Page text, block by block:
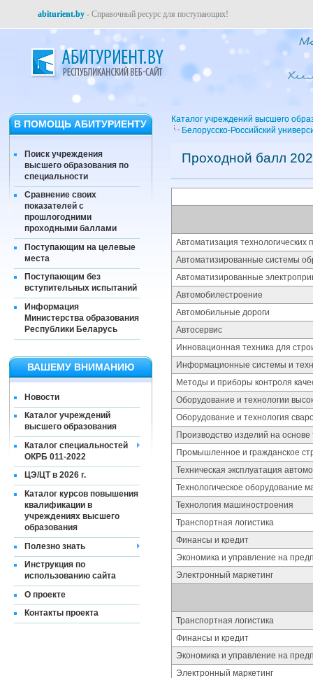
abiturient.by - Справочный ресурс для поступающих!
В ПОМОЩЬ АБИТУРИЕНТУ
Поиск учреждения
высшего образования по
специальности
Сравнение своих
показателей с
прошлогодними
проходными баллами
Поступающим на целевые
места
Поступающим без
вступительных испытаний
Информация
Министерства образования
Республики Беларусь
ВАШЕМУ ВНИМАНИЮ
Новости
Каталог учреждений
высшего образования
Каталог специальностей
ОКРБ 011-2022
ЦЭ/ЦТ в 2026 г.
Каталог курсов повышения
квалификации в
учреждениях высшего
образования
Полезно знать
Инструкция по
использованию сайта
О проекте
Контакты проекта
Каталог учреждений высшего
Белорусско-Российский
Проходной балл
Автоматизация технологических
Автоматизированные системы
Автоматизированные
Автомобилестроение
Автомобильные дороги
Автосервис
Инновационная техника для
Информационные системы и
Методы и приборы контроля
Оборудование и технологии
Оборудование и технология
Производство изделий на
Промышленное и гражданское
Техническая эксплуатация
Технологическое оборудование
Технология машиностроения
Транспортная логистика
Финансы и кредит
Экономика и управление на
Электронный маркетинг
Транспортная логистика
Финансы и кредит
Экономика и управление на
Электронный маркетинг